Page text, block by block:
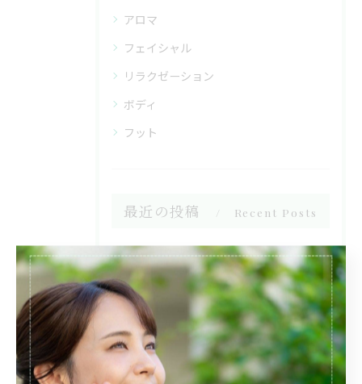
アロマ
フェイシャル
リラクゼーション
ボディ
フット
最近の投稿 Recent Posts
2025/06/05
季節の変わり目、雨の日の過ごし方と心の癒し方
2025/05/28